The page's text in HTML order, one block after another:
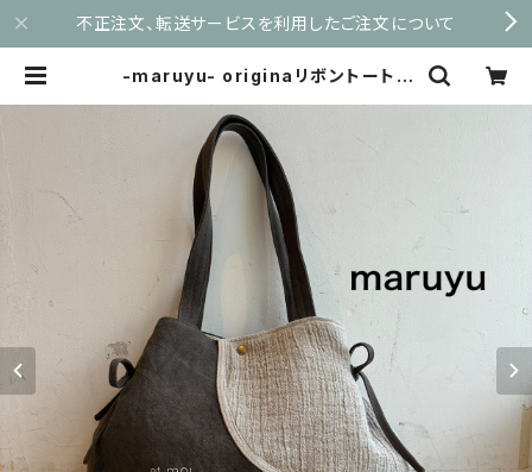
不正注文、転送サービスを利用したご注文について
-maruyu- originaリボントート |